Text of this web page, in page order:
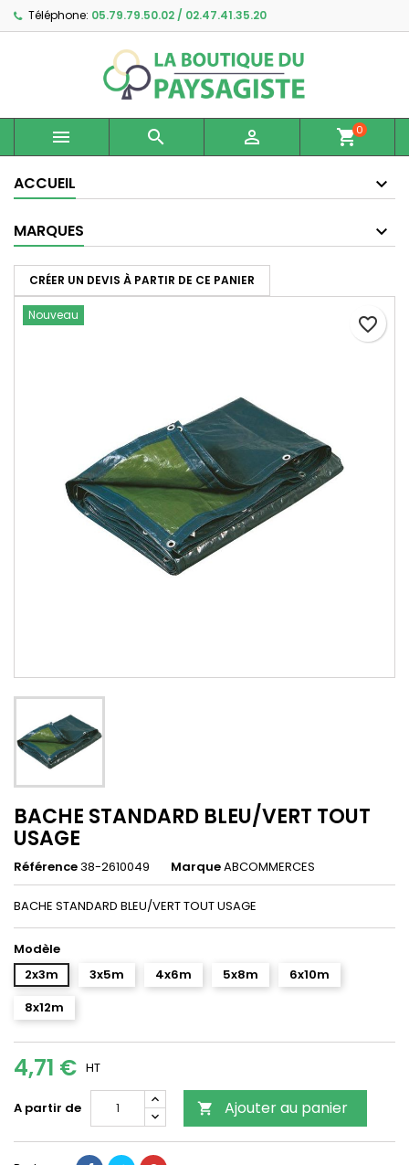
Téléphone: 05.79.79.50.02 / 02.47.41.35.20
   shopping_cart0
ACCUEIL
MARQUES
CRÉER UN DEVIS À PARTIR DE CE PANIER
favorite_border
Nouveau
BACHE STANDARD BLEU/VERT TOUT
USAGE
Référence38-2610049 MarqueABCOMMERCES
BACHE STANDARD BLEU/VERT TOUT USAGE
Modèle
2x3m
3x5m 4x6m 5x8m
6x10m
8x12m
4,71 € HT
A partir de  Ajouter au panier
Ajouter à ma liste d'envies ×
Créer une nouvelle liste
Créer une liste d'envies ×
Nom de la liste d'envies
Connexion ×
Vous devez être connecté pour ajouter des produits
à votre liste d'envies.
Annuler Connexion